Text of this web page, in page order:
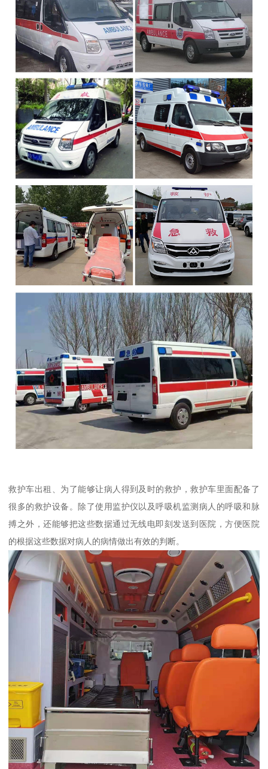
救护车出租、为了能够让病人得到及时的救护，救护车里面配备了
很多的救护设备。除了使用监护仪以及呼吸机监测病人的呼吸和脉
搏之外，还能够把这些数据通过无线电即刻发送到医院，方便医院
的根据这些数据对病人的病情做出有效的判断。